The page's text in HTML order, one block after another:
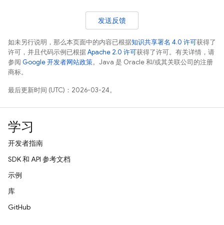
发送反馈
如未另行说明，那么本页面中的内容已根据知识共享署名 4.0 许可获得了
许可，并且代码示例已根据Apache 2.0 许可获得了许可。有关详情，请
参阅 Google 开发者网站政策。Java 是 Oracle 和/或其关联公司的注册
商标。
最后更新时间 (UTC)：2026-03-24。
学习
开发者指南
SDK 和 API 参考文档
示例
库
GitHub